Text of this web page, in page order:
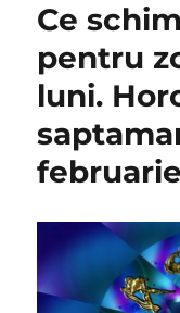
Ce
pentru
luni.